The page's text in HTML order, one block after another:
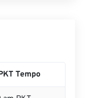
Tempo